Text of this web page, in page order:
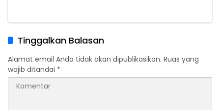
Tinggalkan Balasan
Alamat email Anda tidak akan dipublikasikan. Ruas yang
wajib ditandai *